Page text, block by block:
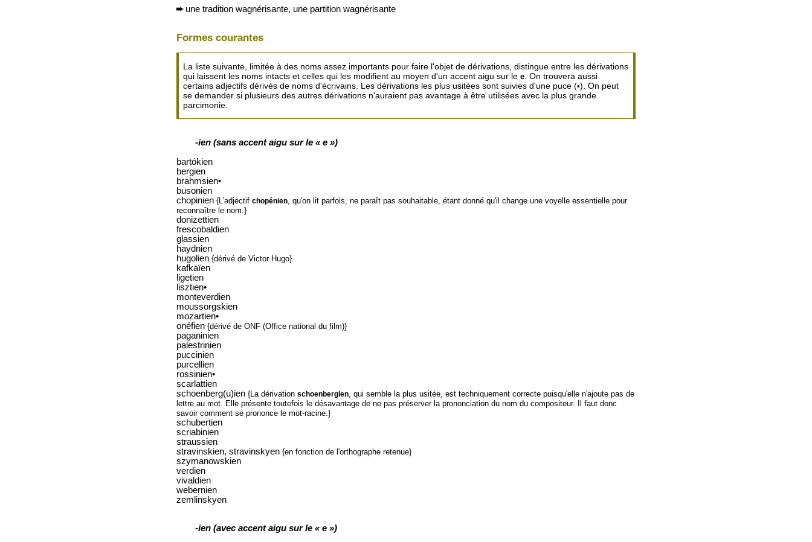
➨ une tradition wagnérisante, une partition wagnérisante
Formes courantes
La liste suivante, limitée à des noms assez importants pour faire l'objet de dérivations, distingue entre les dérivations
qui laissent les noms intacts et celles qui les modifient au moyen d'un accent aigu sur le e. On trouvera aussi
certains adjectifs dérivés de noms d'écrivains. Les dérivations les plus usitées sont suivies d'une puce (•). On peut
se demander si plusieurs des autres dérivations n'auraient pas avantage à être utilisées avec la plus grande
parcimonie.
-ien (sans accent aigu sur le « e »)
bartókien
bergien
brahmsien•
busonien
chopinien {L'adjectif chopénien, qu'on lit parfois, ne paraît pas souhaitable, étant donné qu'il change une voyelle essentielle pour
reconnaître le nom.}
donizettien
frescobaldien
glassien
haydnien
hugolien {dérivé de Victor Hugo}
kafkaïen
ligetien
lisztien•
monteverdien
moussorgskien
mozartien•
onéfien {dérivé de ONF (Office national du film)}
paganinien
palestrinien
puccinien
purcellien
rossinien•
scarlattien
schoenberg(u)ien {La dérivation schoenbergien, qui semble la plus usitée, est techniquement correcte puisqu'elle n'ajoute pas de
lettre au mot. Elle présente toutefois le désavantage de ne pas préserver la prononciation du nom du compositeur. Il faut donc
savoir comment se prononce le mot-racine.}
schubertien
scriabinien
straussien
stravinskien, stravinskyen {en fonction de l'orthographe retenue}
szymanowskien
verdien
vivaldien
webernien
zemlinskyen
-ien (avec accent aigu sur le « e »)